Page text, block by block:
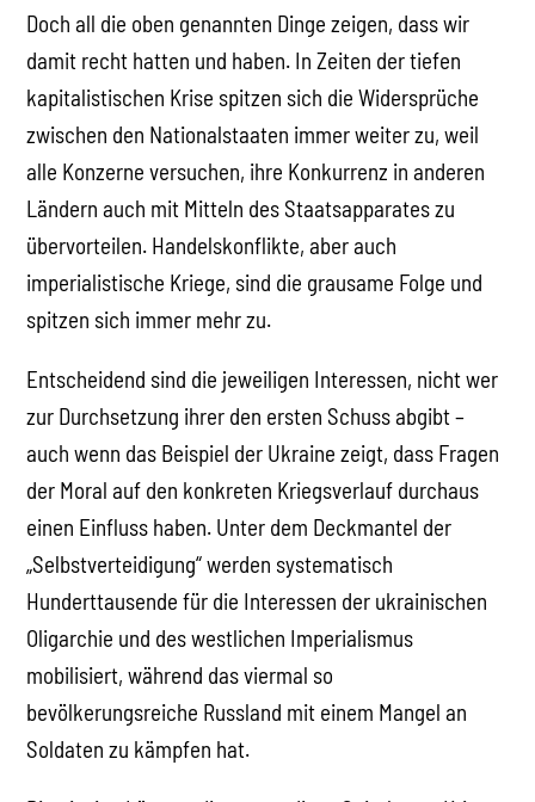
Doch all die oben genannten Dinge zeigen, dass wir
damit recht hatten und haben. In Zeiten der tiefen
kapitalistischen Krise spitzen sich die Widersprüche
zwischen den Nationalstaaten immer weiter zu, weil
alle Konzerne versuchen, ihre Konkurrenz in anderen
Ländern auch mit Mitteln des Staatsapparates zu
übervorteilen. Handelskonflikte, aber auch
imperialistische Kriege, sind die grausame Folge und
spitzen sich immer mehr zu.
Entscheidend sind die jeweiligen Interessen, nicht wer
zur Durchsetzung ihrer den ersten Schuss abgibt –
auch wenn das Beispiel der Ukraine zeigt, dass Fragen
der Moral auf den konkreten Kriegsverlauf durchaus
einen Einfluss haben. Unter dem Deckmantel der
„Selbstverteidigung“ werden systematisch
Hunderttausende für die Interessen der ukrainischen
Oligarchie und des westlichen Imperialismus
mobilisiert, während das viermal so
bevölkerungsreiche Russland mit einem Mangel an
Soldaten zu kämpfen hat.